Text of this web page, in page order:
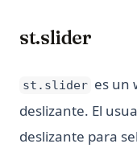
st.slider
st.slider es un
deslizante. El
deslizante para